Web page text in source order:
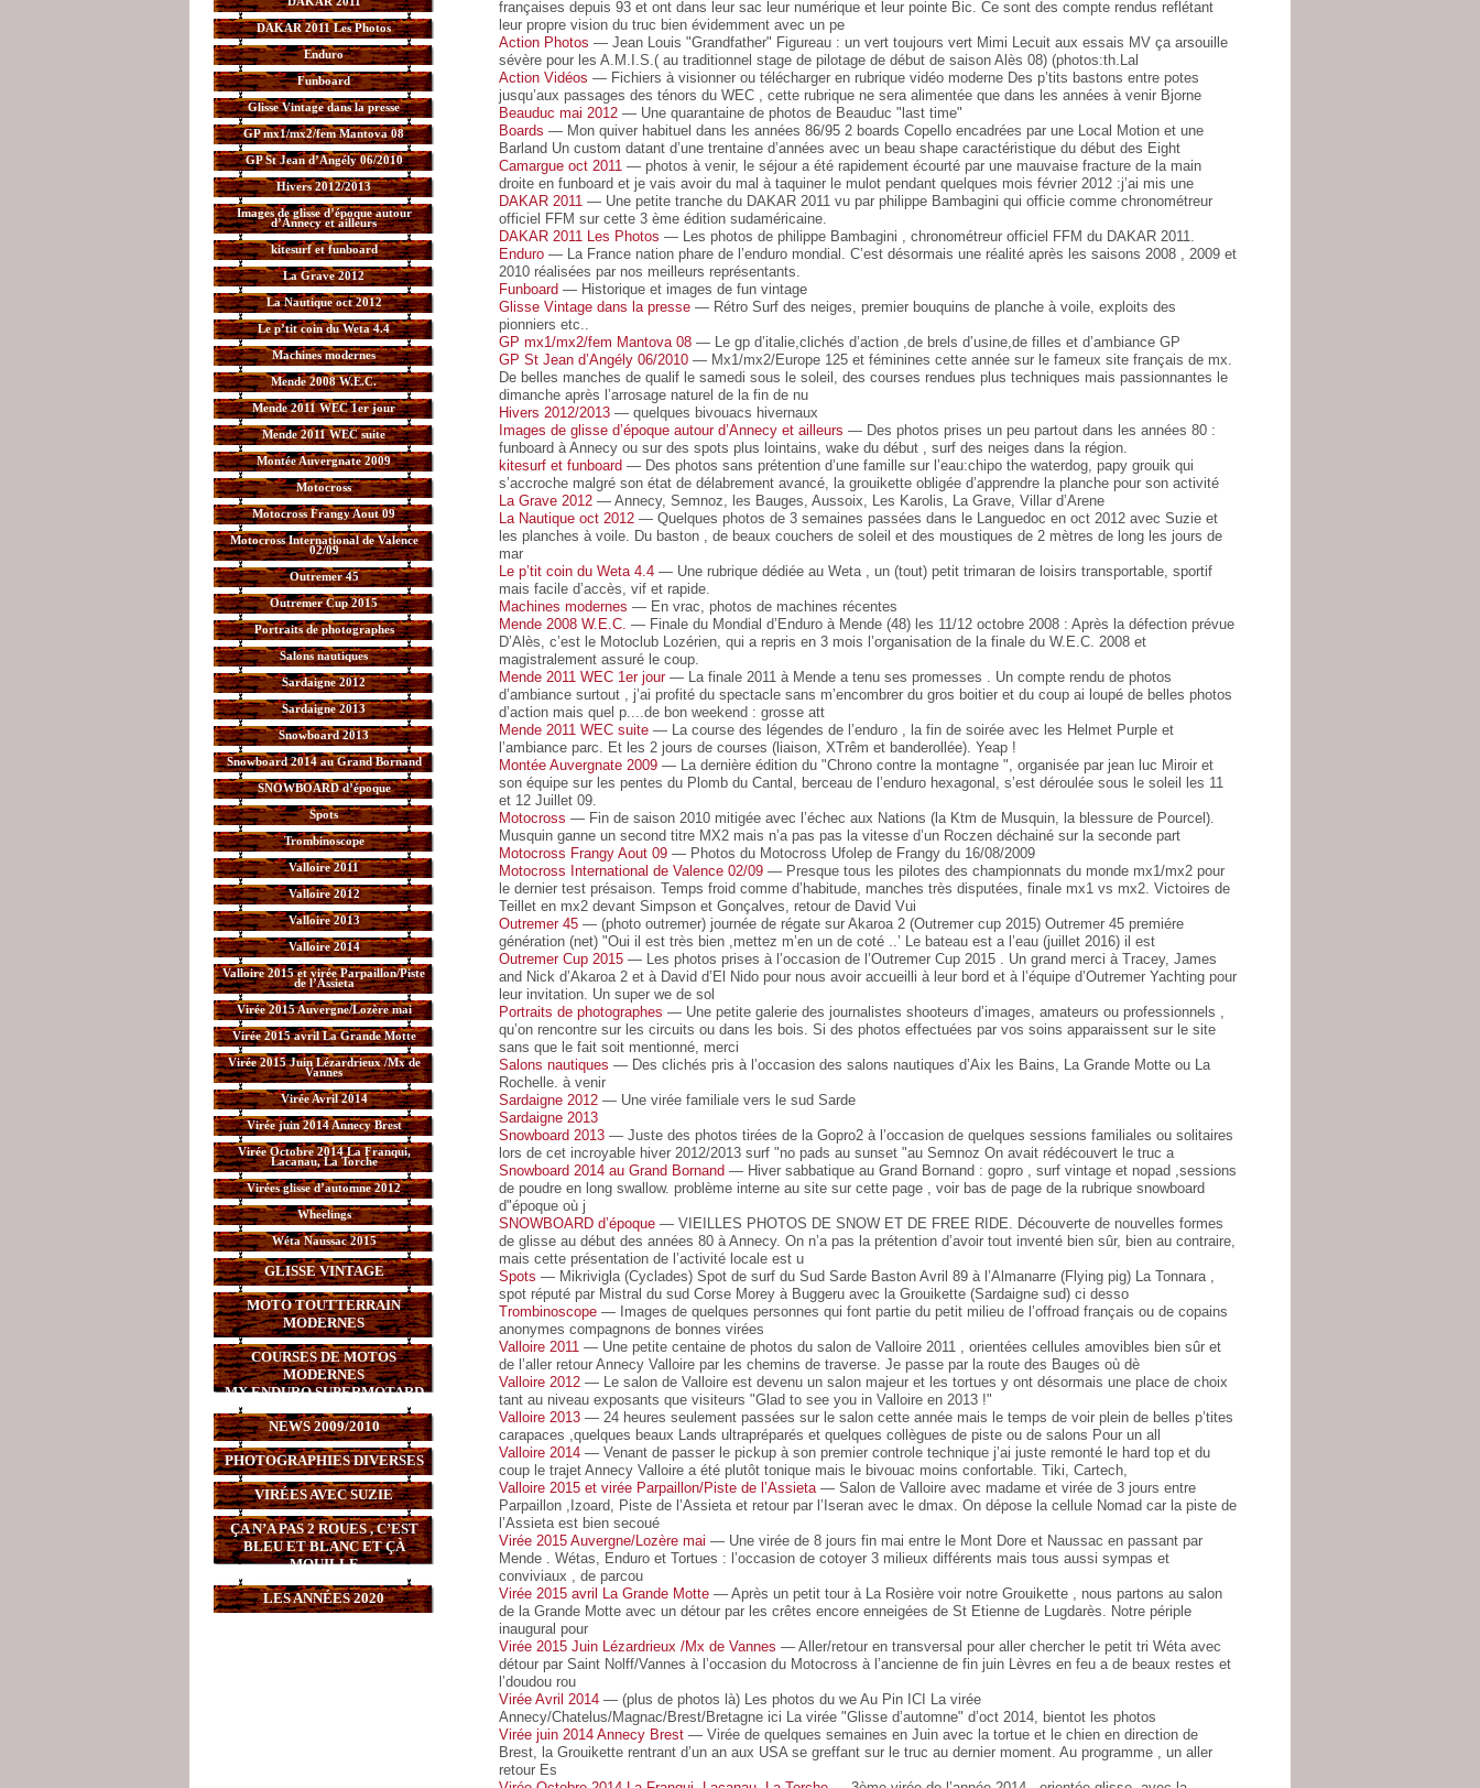
DAKAR 2011 Les Photos
Enduro
Funboard
Glisse Vintage dans la presse
GP mx1/mx2/fem Mantova 08
GP St Jean d’Angély 06/2010
Hivers 2012/2013
Images de glisse d’époque autour
d’Annecy et ailleurs
kitesurf et funboard
La Grave 2012
La Nautique oct 2012
Le p’tit coin du Weta 4.4
Machines modernes
Mende 2008 W.E.C.
Mende 2011 WEC 1er jour
Mende 2011 WEC suite
Montée Auvergnate 2009
Motocross
Motocross Frangy Aout 09
Motocross International de Valence
02/09
Outremer 45
Outremer Cup 2015
Portraits de photographes
Salons nautiques
Sardaigne 2012
Sardaigne 2013
Snowboard 2013
Snowboard 2014 au Grand Bornand
SNOWBOARD d’époque
Spots
Trombinoscope
Valloire 2011
Valloire 2012
Valloire 2013
Valloire 2014
Valloire 2015 et virée Parpaillon/Piste
de l’Assieta
Virée 2015 Auvergne/Lozère mai
Virée 2015 avril La Grande Motte
Virée 2015 Juin Lézardrieux /Mx de
Vannes
Virée Avril 2014
Virée juin 2014 Annecy Brest
Virée Octobre 2014 La Franqui,
Lacanau, La Torche
Virées glisse d’automne 2012
Wheelings
Wéta Naussac 2015
GLISSE VINTAGE
MOTO TOUTTERRAIN
MODERNES
COURSES DE MOTOS
MODERNES
MX,ENDURO,SUPERMOTARD
NEWS 2009/2010
PHOTOGRAPHIES DIVERSES
VIRÉES AVEC SUZIE
ÇA N’A PAS 2 ROUES , C’EST
BLEU ET BLANC ET ÇÀ
MOUILLE
LES ANNÉES 2020
françaises depuis 93 et ont dans leur sac leur numérique et leur pointe Bic. Ce sont des compte rendus reflétant
leur propre vision du truc bien évidemment avec un pe
Action Photos — Jean Louis "Grandfather" Figureau : un vert toujours vert Mimi Lecuit aux essais MV ça arsouille
sévère pour les A.M.I.S.( au traditionnel stage de pilotage de début de saison Alès 08) (photos:th.Lal
Action Vidéos — Fichiers à visionner ou télécharger en rubrique vidéo moderne Des p’tits bastons entre potes
jusqu’aux passages des ténors du WEC , cette rubrique ne sera alimentée que dans les années à venir Bjorne
Beauduc mai 2012 — Une quarantaine de photos de Beauduc "last time"
Boards — Mon quiver habituel dans les années 86/95 2 boards Copello encadrées par une Local Motion et une
Barland Un custom datant d’une trentaine d’années avec un beau shape caractéristique du début des Eight
Camargue oct 2011 — photos à venir, le séjour a été rapidement écourté par une mauvaise fracture de la main
droite en funboard et je vais avoir du mal à taquiner le mulot pendant quelques mois février 2012 :j’ai mis une
DAKAR 2011 — Une petite tranche du DAKAR 2011 vu par philippe Bambagini qui officie comme chronométreur
officiel FFM sur cette 3 ème édition sudaméricaine.
DAKAR 2011 Les Photos — Les photos de philippe Bambagini , chronométreur officiel FFM du DAKAR 2011.
Enduro — La France nation phare de l’enduro mondial. C’est désormais une réalité après les saisons 2008 , 2009 et
2010 réalisées par nos meilleurs représentants.
Funboard — Historique et images de fun vintage
Glisse Vintage dans la presse — Rétro Surf des neiges, premier bouquins de planche à voile, exploits des
pionniers etc..
GP mx1/mx2/fem Mantova 08 — Le gp d’italie,clichés d’action ,de brels d’usine,de filles et d’ambiance GP
GP St Jean d’Angély 06/2010 — Mx1/mx2/Europe 125 et féminines cette année sur le fameux site français de mx.
De belles manches de qualif le samedi sous le soleil, des courses rendues plus techniques mais passionnantes le
dimanche après l’arrosage naturel de la fin de nu
Hivers 2012/2013 — quelques bivouacs hivernaux
Images de glisse d’époque autour d’Annecy et ailleurs — Des photos prises un peu partout dans les années 80 :
funboard à Annecy ou sur des spots plus lointains, wake du début , surf des neiges dans la région.
kitesurf et funboard — Des photos sans prétention d’une famille sur l’eau:chipo the waterdog, papy grouik qui
s’accroche malgré son état de délabrement avancé, la grouikette obligée d’apprendre la planche pour son activité
La Grave 2012 — Annecy, Semnoz, les Bauges, Aussoix, Les Karolis, La Grave, Villar d’Arene
La Nautique oct 2012 — Quelques photos de 3 semaines passées dans le Languedoc en oct 2012 avec Suzie et
les planches à voile. Du baston , de beaux couchers de soleil et des moustiques de 2 mètres de long les jours de
mar
Le p’tit coin du Weta 4.4 — Une rubrique dédiée au Weta , un (tout) petit trimaran de loisirs transportable, sportif
mais facile d’accès, vif et rapide.
Machines modernes — En vrac, photos de machines récentes
Mende 2008 W.E.C. — Finale du Mondial d’Enduro à Mende (48) les 11/12 octobre 2008 : Après la défection prévue
D’Alès, c’est le Motoclub Lozérien, qui a repris en 3 mois l’organisation de la finale du W.E.C. 2008 et
magistralement assuré le coup.
Mende 2011 WEC 1er jour— La finale 2011 à Mende a tenu ses promesses . Un compte rendu de photos
d’ambiance surtout , j’ai profité du spectacle sans m’encombrer du gros boitier et du coup ai loupé de belles photos
d’action mais quel p....de bon weekend : grosse att
Mende 2011 WEC suite — La course des légendes de l’enduro , la fin de soirée avec les Helmet Purple et
l’ambiance parc. Et les 2 jours de courses (liaison, XTrêm et banderollée). Yeap !
Montée Auvergnate 2009 — La dernière édition du "Chrono contre la montagne ", organisée par jean luc Miroir et
son équipe sur les pentes du Plomb du Cantal, berceau de l’enduro hexagonal, s’est déroulée sous le soleil les 11
et 12 Juillet 09.
Motocross — Fin de saison 2010 mitigée avec l’échec aux Nations (la Ktm de Musquin, la blessure de Pourcel).
Musquin ganne un second titre MX2 mais n’a pas pas la vitesse d’un Roczen déchainé sur la seconde part
Motocross Frangy Aout 09 — Photos du Motocross Ufolep de Frangy du 16/08/2009
Motocross International de Valence 02/09 — Presque tous les pilotes des championnats du monde mx1/mx2 pour
le dernier test présaison. Temps froid comme d’habitude, manches très disputées, finale mx1 vs mx2. Victoires de
Teillet en mx2 devant Simpson et Gonçalves, retour de David Vui
Outremer 45 — (photo outremer) journée de régate sur Akaroa 2 (Outremer cup 2015) Outremer 45 premiére
génération (net) "Oui il est très bien ,mettez m’en un de coté ..’ Le bateau est a l’eau (juillet 2016) il est
Outremer Cup 2015 — Les photos prises à l’occasion de l’Outremer Cup 2015 . Un grand merci à Tracey, James
and Nick d’Akaroa 2 et à David d’El Nido pour nous avoir accueilli à leur bord et à l’équipe d’Outremer Yachting pour
leur invitation. Un super we de sol
Portraits de photographes — Une petite galerie des journalistes shooteurs d’images, amateurs ou professionnels ,
qu’on rencontre sur les circuits ou dans les bois. Si des photos effectuées par vos soins apparaissent sur le site
sans que le fait soit mentionné, merci
Salons nautiques — Des clichés pris à l’occasion des salons nautiques d’Aix les Bains, La Grande Motte ou La
Rochelle. à venir
Sardaigne 2012 — Une virée familiale vers le sud Sarde
Sardaigne 2013
Snowboard 2013 — Juste des photos tirées de la Gopro2 à l’occasion de quelques sessions familiales ou solitaires
lors de cet incroyable hiver 2012/2013 surf "no pads au sunset "au Semnoz On avait rédécouvert le truc a
Snowboard 2014 au Grand Bornand — Hiver sabbatique au Grand Bornand : gopro , surf vintage et nopad ,sessions
de poudre en long swallow. problème interne au site sur cette page , voir bas de page de la rubrique snowboard
d"époque où j
SNOWBOARD d’époque — VIEILLES PHOTOS DE SNOW ET DE FREE RIDE. Découverte de nouvelles formes
de glisse au début des années 80 à Annecy. On n’a pas la prétention d’avoir tout inventé bien sûr, bien au contraire,
mais cette présentation de l’activité locale est u
Spots — Mikrivigla (Cyclades) Spot de surf du Sud Sarde Baston Avril 89 à l’Almanarre (Flying pig) La Tonnara ,
spot réputé par Mistral du sud Corse Morey à Buggeru avec la Grouikette (Sardaigne sud) ci desso
Trombinoscope — Images de quelques personnes qui font partie du petit milieu de l’offroad français ou de copains
anonymes compagnons de bonnes virées
Valloire 2011 — Une petite centaine de photos du salon de Valloire 2011 , orientées cellules amovibles bien sûr et
de l’aller retour Annecy Valloire par les chemins de traverse. Je passe par la route des Bauges où dè
Valloire 2012 — Le salon de Valloire est devenu un salon majeur et les tortues y ont désormais une place de choix
tant au niveau exposants que visiteurs "Glad to see you in Valloire en 2013 !"
Valloire 2013 — 24 heures seulement passées sur le salon cette année mais le temps de voir plein de belles p’tites
carapaces ,quelques beaux Lands ultrapréparés et quelques collègues de piste ou de salons Pour un all
Valloire 2014 — Venant de passer le pickup à son premier controle technique j’ai juste remonté le hard top et du
coup le trajet Annecy Valloire a été plutôt tonique mais le bivouac moins confortable. Tiki, Cartech,
Valloire 2015 et virée Parpaillon/Piste de l’Assieta— Salon de Valloire avec madame et virée de 3 jours entre
Parpaillon ,Izoard, Piste de l’Assieta et retour par l’Iseran avec le dmax. On dépose la cellule Nomad car la piste de
l’Assieta est bien secoué
Virée 2015 Auvergne/Lozère mai — Une virée de 8 jours fin mai entre le Mont Dore et Naussac en passant par
Mende . Wétas, Enduro et Tortues : l’occasion de cotoyer 3 milieux différents mais tous aussi sympas et
conviviaux , de parcou
Virée 2015 avril La Grande Motte — Après un petit tour à La Rosière voir notre Grouikette , nous partons au salon
de la Grande Motte avec un détour par les crêtes encore enneigées de St Etienne de Lugdarès. Notre périple
inaugural pour
Virée 2015 Juin Lézardrieux /Mx de Vannes — Aller/retour en transversal pour aller chercher le petit tri Wéta avec
détour par Saint Nolff/Vannes à l’occasion du Motocross à l’ancienne de fin juin Lèvres en feu a de beaux restes et
l’doudou rou
Virée Avril 2014 — (plus de photos là) Les photos du we Au Pin ICI La virée
Annecy/Chatelus/Magnac/Brest/Bretagne ici La virée "Glisse d’automne" d’oct 2014, bientot les photos
Virée juin 2014 Annecy Brest — Virée de quelques semaines en Juin avec la tortue et le chien en direction de
Brest, la Grouikette rentrant d’un an aux USA se greffant sur le truc au dernier moment. Au programme , un aller
retour Es